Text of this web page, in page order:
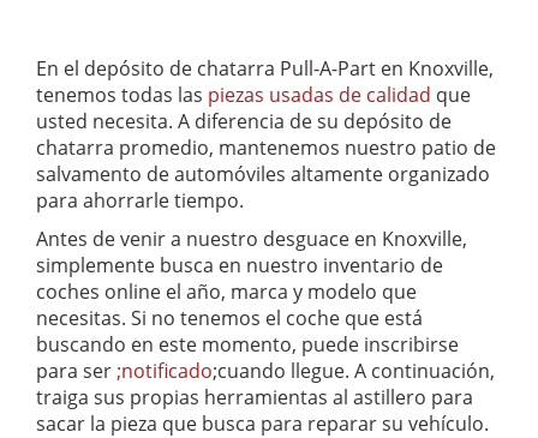
En el depósito de chatarra Pull-A-Part en Knoxville,
tenemos todas las piezas usadas de calidad que
usted necesita. A diferencia de su depósito de
chatarra promedio, mantenemos nuestro patio de
salvamento de automóviles altamente organizado
para ahorrarle tiempo.
Antes de venir a nuestro desguace en Knoxville,
simplemente busca en nuestro inventario de
coches online el año, marca y modelo que
necesitas. Si no tenemos el coche que está
buscando en este momento, puede inscribirse
para ser ;notificado;cuando llegue. A continuación,
traiga sus propias herramientas al astillero para
sacar la pieza que busca para reparar su vehículo.